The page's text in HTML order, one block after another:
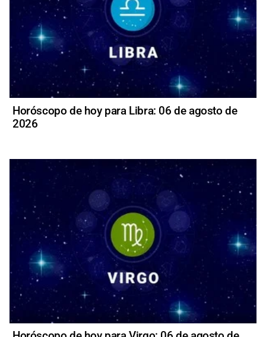
Horóscopo de hoy para Libra: 06 de agosto de
2026